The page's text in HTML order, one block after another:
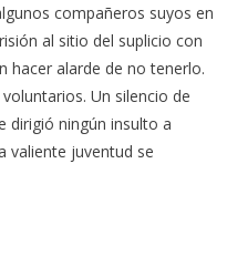
compañeros suyos en
al sitio del suplicio con
hacer alarde de no tenerlo.
Un silencio de
dirigió ningún insulto a
valiente juventud se